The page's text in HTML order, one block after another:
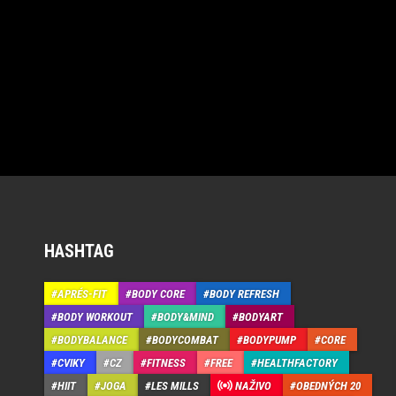
HASHTAG
APRÉS-FIT BODY CORE
BODY REFRESH
BODY WORKOUT
BODY&MIND
BODYART
BODYBALANCE
BODYCOMBAT BODYPUMP
CORE
CVIKY
CZ FITNESS FREE
HEALTHFACTORY
HIIT
JOGA LES MILLS NAŽIVO OBEDNÝCH 20